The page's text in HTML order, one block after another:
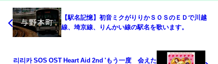
【駅名記憶】初音ミクがりりかＳＯＳのＥＤで川越
線、埼京線、りんかい線の駅名を歌います。
리리카 SOS OST Heart Aid 2nd 'もう一度 会えた